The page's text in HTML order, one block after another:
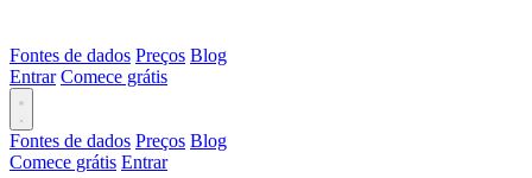
Fontes de dados Preços Blog
Entrar Comece grátis
Fontes de dados Preços Blog
Comece grátis Entrar